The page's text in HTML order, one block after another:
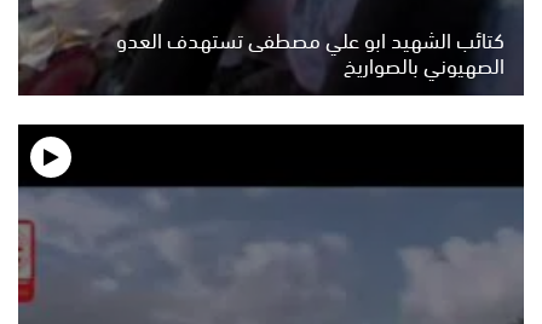
كتائب الشهيد ابو علي مصطفى تستهدف العدو
الصهيوني بالصواريخ